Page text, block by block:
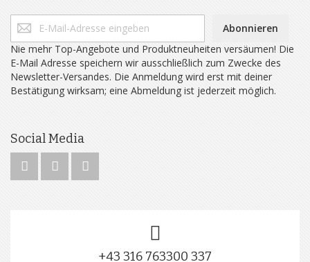
Abonnieren
Nie mehr Top-Angebote und Produktneuheiten versäumen! Die
E-Mail Adresse speichern wir ausschließlich zum Zwecke des
Newsletter-Versandes. Die Anmeldung wird erst mit deiner
Bestätigung wirksam; eine Abmeldung ist jederzeit möglich.
Social Media
+43 316 763300 337